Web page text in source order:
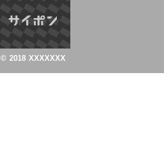
© 2018 XXXXXXX